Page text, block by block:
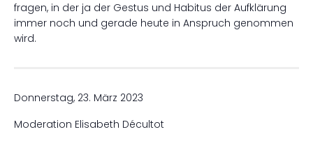
fragen, in der ja der Gestus und Habitus der Aufklärung
immer noch und gerade heute in Anspruch genommen
wird.
Donnerstag, 23. März 2023
Moderation Elisabeth Décultot